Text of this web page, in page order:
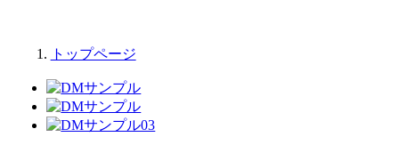
トップページ
中国
鳥取県